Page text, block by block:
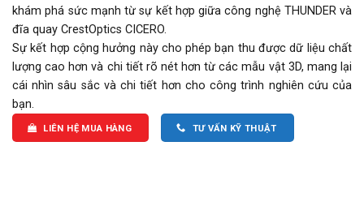
khám phá sức mạnh từ sự kết hợp giữa công nghệ THUNDER và
đĩa quay CrestOptics CICERO.
Sự kết hợp cộng hưởng này cho phép bạn thu được dữ liệu chất
lượng cao hơn và chi tiết rõ nét hơn từ các mẫu vật 3D, mang lại
cái nhìn sâu sắc và chi tiết hơn cho công trình nghiên cứu của
bạn.
LIÊN HỆ MUA HÀNG TƯ VẤN KỸ THUẬT